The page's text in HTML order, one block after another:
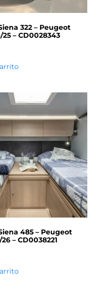
322 – Peugeot
25 – CD0028343
485 – Peugeot
– CD0038221